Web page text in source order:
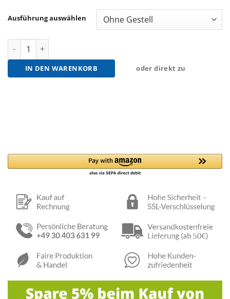
Ausführung auswählen
Amazonas Swing Chair Hängeliege Menge
IN DEN WARENKORB